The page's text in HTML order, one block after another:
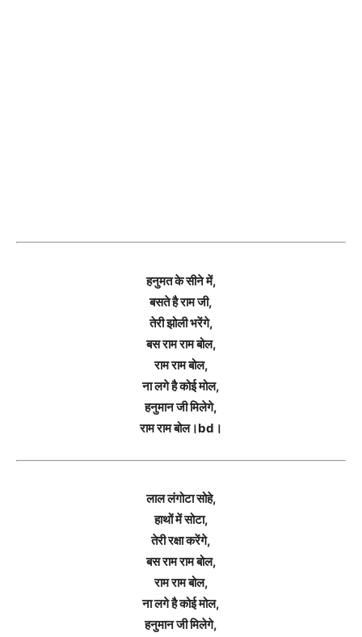
हनुमत के सीने में,
बसते है राम जी,
तेरी झोली भरेंगे,
बस राम राम बोल,
राम राम बोल,
ना लगे है कोई मोल,
हनुमान जी मिलेगे,
राम राम बोल।bd।
लाल लंगोटा सोहे,
हाथों में सोटा,
तेरी रक्षा करेंगे,
बस राम राम बोल,
राम राम बोल,
ना लगे है कोई मोल,
हनुमान जी मिलेगे,